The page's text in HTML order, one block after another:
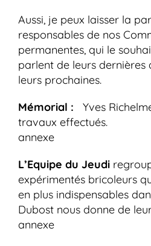
Aussi, je peux laisser la
responsables de nos
permanentes, qui le
parlent de leurs dernières
leurs prochaines.
Mémorial : Yves
travaux
annexe
L’Equipe du Jeudi
expérimentés bricoleurs
en plus indispensables
Dubost nous donne de
annexe